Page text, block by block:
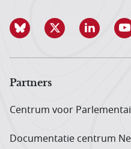
Partners
Centrum voor
Documentatie centrum